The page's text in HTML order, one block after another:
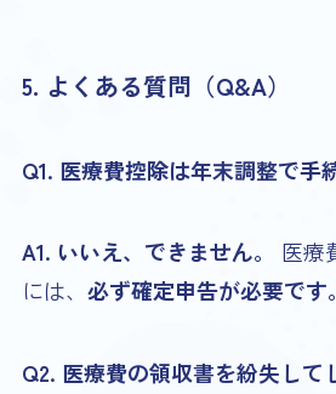
5. よくある質問（Q&A）
Q1. 医療費控除は年末調整で手
A1. いいえ、できません。
医療
には、 必ず確定申告が必要です。
Q2. 医療費の領収書を紛失して